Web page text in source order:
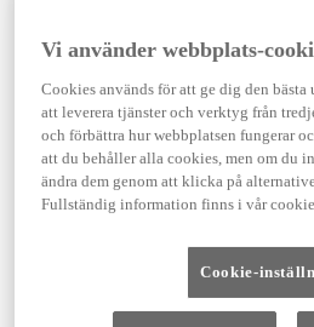
Toyota Yaris Cross
Toyota Yaris Cross 1,5 Hybrid
KRYLBO
Vi använder webbplats-
Cookies används för att ge dig den
att leverera tjänster och verktyg från
och förbättra hur webbplatsen fungerar
att du behåller alla cookies, men om du
ändra dem genom att klicka på
Fullständig information finns i vår
Cookie-